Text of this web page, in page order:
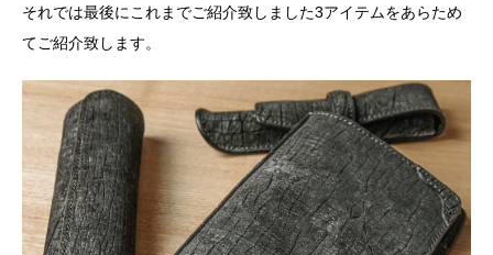
それでは最後にこれまでご紹介致しました3アイテムをあらため
てご紹介致します。